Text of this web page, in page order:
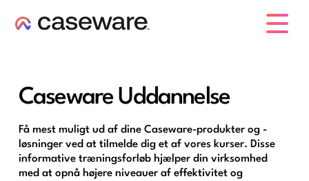
Caseware Uddannelse
Få mest muligt ud af dine Caseware-produkter og -
løsninger ved at tilmelde dig et af vores kurser. Disse
informative træningsforløb hjælper din virksomhed
med at opnå højere niveauer af effektivitet og